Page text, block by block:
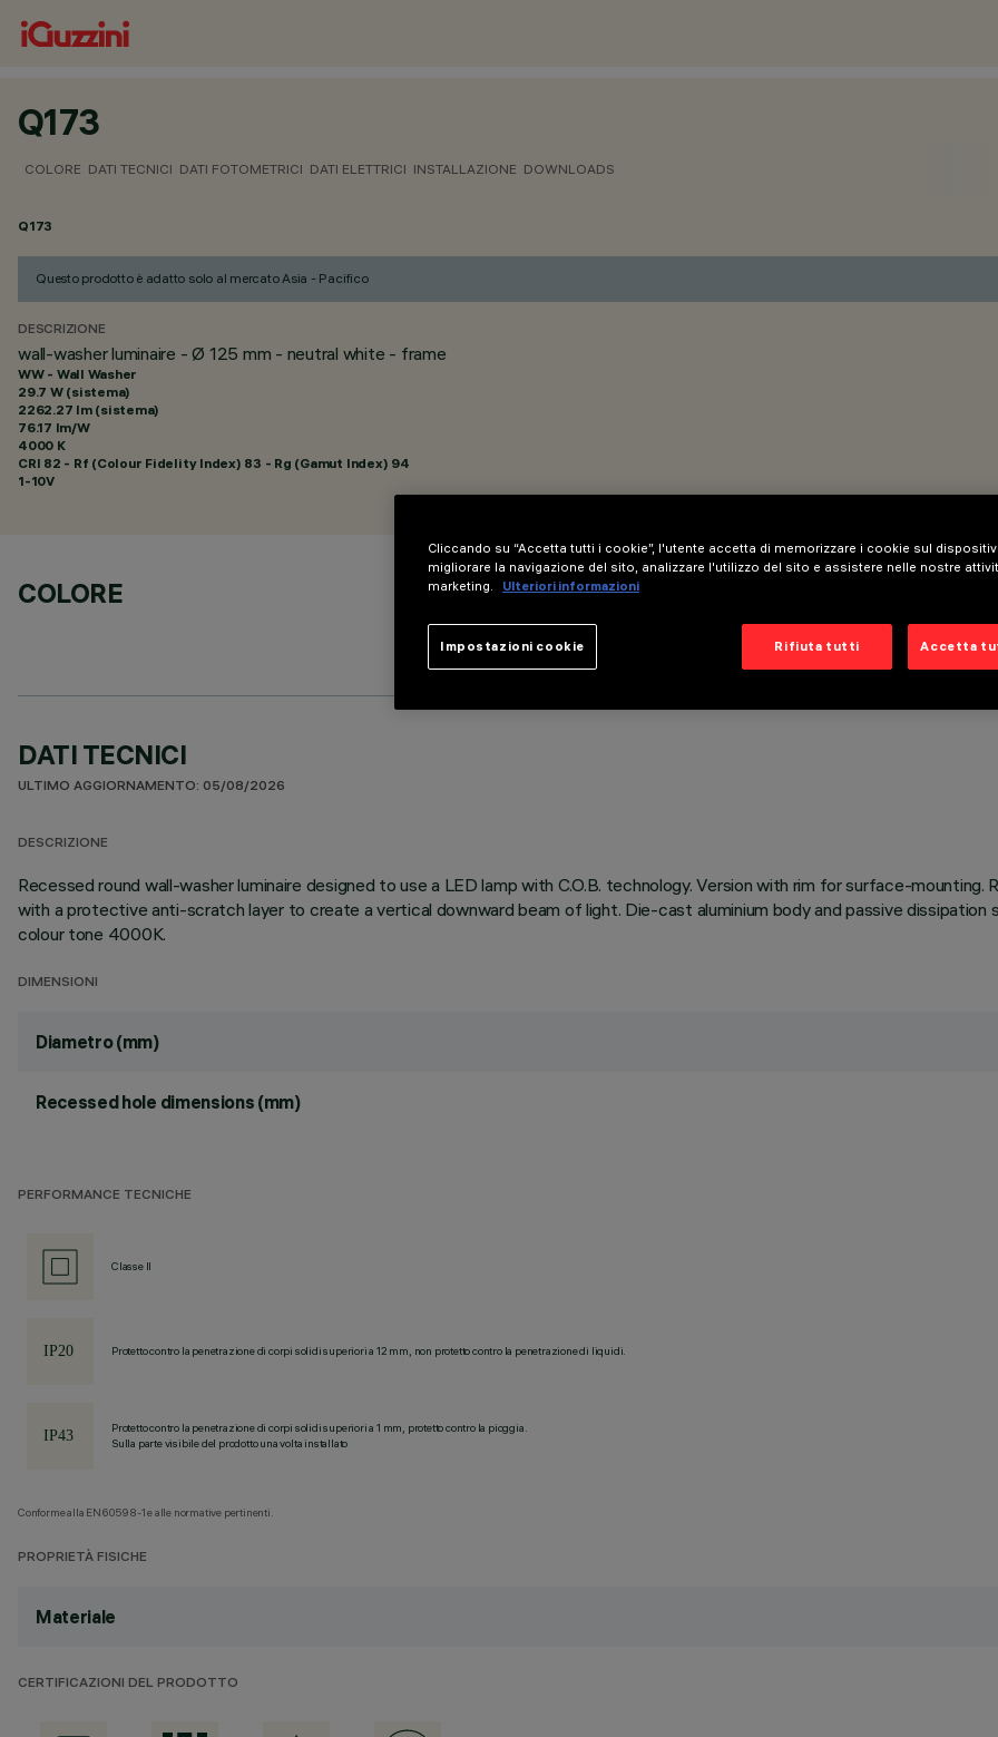
Q173
COLORE DATI TECNICI DATI FOTOMETRICI DATI ELETTRICI INSTALLAZIONE DOWNLOADS
Q173
Questo prodotto è adatto solo al mercato Asia - Pacifico
DESCRIZIONE
wall-washer luminaire - Ø 125 mm - neutral white - frame
WW - Wall Washer
29.7 W (sistema)
2262.27 lm (sistema)
76.17 lm/W
4000 K
CRI 82 - Rf (Colour Fidelity Index) 83 - Rg (Gamut Index) 94
1-10V
COLORE
DATI TECNICI
ULTIMO AGGIORNAMENTO: 05/08/2026
DESCRIZIONE
Recessed round wall-washer luminaire designed to use a LED lamp with C.O.B. technology. Version with rim for surface-
with a protective anti-scratch layer to create a vertical downward beam of light. Die-cast aluminium body and passive dissipation
colour tone 4000K.
DIMENSIONI
Diametro (mm)
Recessed hole dimensions (mm)
PERFORMANCE TECNICHE
Classe II
Protetto contro la penetrazione di corpi solidi superiori a 12 mm, non protetto contro la penetrazione di liquidi.
Protetto contro la penetrazione di corpi solidi superiori a 1 mm, protetto contro la pioggia.
Sulla parte visibile del prodotto una volta installato
Conforme alla EN60598-1 e alle normative pertinenti.
PROPRIETÀ FISICHE
Materiale
CERTIFICAZIONI DEL PRODOTTO
Cliccando su “Accetta tutti i cookie”, l'utente accetta di memorizzare i cookie sul
migliorare la navigazione del sito, analizzare l'utilizzo del sito e assistere nelle nostre
marketing.
Ulteriori informazioni
Rifiuta tutti Accetta
Impostazioni cookie